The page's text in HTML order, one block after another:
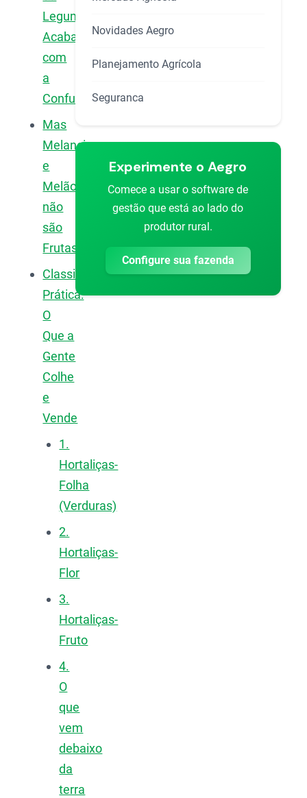
Legume:
Acabando
com
a
Confusão
Mas
Melancia
e
Melão
não
são
Frutas?
Classificação
Prática:
O
Que a
Gente
Colhe
e
Vende
1.
Hortaliças-
Folha
(Verduras)
2.
Hortaliças-
Flor
3.
Hortaliças-
Fruto
4.
O
que
vem
debaixo
da
terra
Novidades Aegro
Planejamento Agrícola
Seguranca
Experimente o Aegro
Comece a usar o software de
gestão que está ao lado do
produtor rural.
Configure sua fazenda